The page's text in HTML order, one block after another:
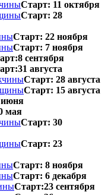
Старт: 11 октября
Старт: 28
Старт: 22 ноября
Старт: 7 ноября
сентября
августа
Старт: 28 августа
Старт: 15 августа
мая
Старт: 30
Старт: 23
Старт: 8 ноября
Старт: 6 декабря
Старт:23 сентября